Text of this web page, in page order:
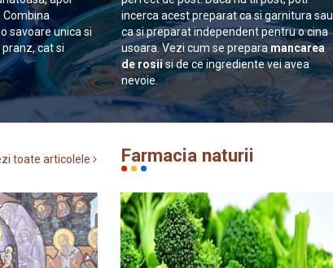
Combina
savoare unica si
cat si
incerca acest preparat ca si garnitura sau
ca si preparat independent pentru o cina
usoara. Vezi cum se prepara mancarea
de rosiisi de ce ingrediente vei avea
nevoie.
toate articolele Farmacia naturii